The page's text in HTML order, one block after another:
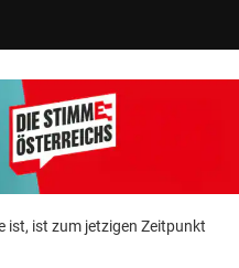
ist, ist zum jetzigen Zeitpunkt